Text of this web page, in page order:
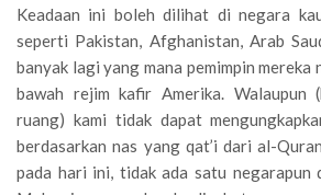
Keadaan ini boleh dilihat di negara
seperti Pakistan, Afghanistan, Arab
banyak lagi yang mana pemimpin
bawah rejim kafir Amerika. Walaupun
ruang) kami tidak dapat
berdasarkan nas yang qat’i dari al-
pada hari ini, tidak ada satu negarapun